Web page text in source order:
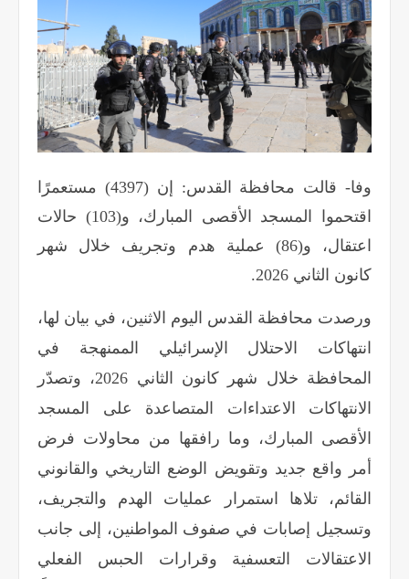
وفا- قالت محافظة القدس: إن (4397) مستعمرًا
اقتحموا المسجد الأقصى المبارك، و(103) حالات
اعتقال، و(86) عملية هدم وتجريف خلال شهر
كانون الثاني 2026
.
ورصدت محافظة القدس اليوم الاثنين، في بيان لها،
انتهاكات الاحتلال الإسرائيلي الممنهجة في
المحافظة خلال شهر كانون الثاني 2026، وتصدّر
الانتهاكات الاعتداءات المتصاعدة على المسجد
الأقصى المبارك، وما رافقها من محاولات فرض
أمر واقع جديد وتقويض الوضع التاريخي والقانوني
القائم، تلاها استمرار عمليات الهدم والتجريف،
وتسجيل إصابات في صفوف المواطنين، إلى جانب
الاعتقالات التعسفية وقرارات الحبس الفعلي